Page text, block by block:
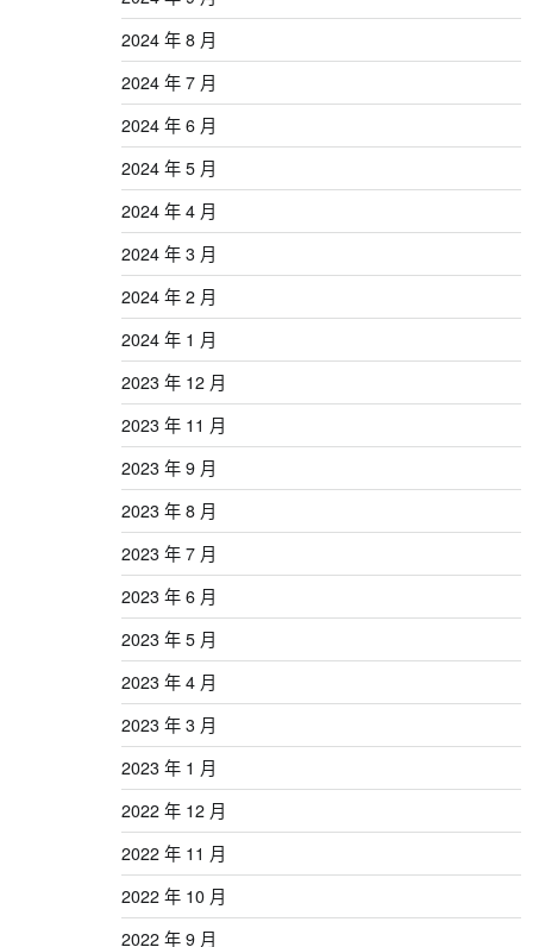
2024 年 8 月
2024 年 7 月
2024 年 6 月
2024 年 5 月
2024 年 4 月
2024 年 3 月
2024 年 2 月
2024 年 1 月
2023 年 12 月
2023 年 11 月
2023 年 9 月
2023 年 8 月
2023 年 7 月
2023 年 6 月
2023 年 5 月
2023 年 4 月
2023 年 3 月
2023 年 1 月
2022 年 12 月
2022 年 11 月
2022 年 10 月
2022 年 9 月